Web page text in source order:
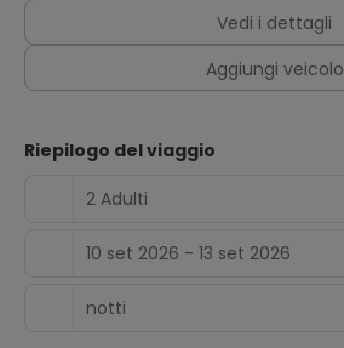
Vedi i dettagli
Aggiungi veicolo
Riepilogo del viaggio
2 Adulti
10 set 2026 - 13 set 2026
notti